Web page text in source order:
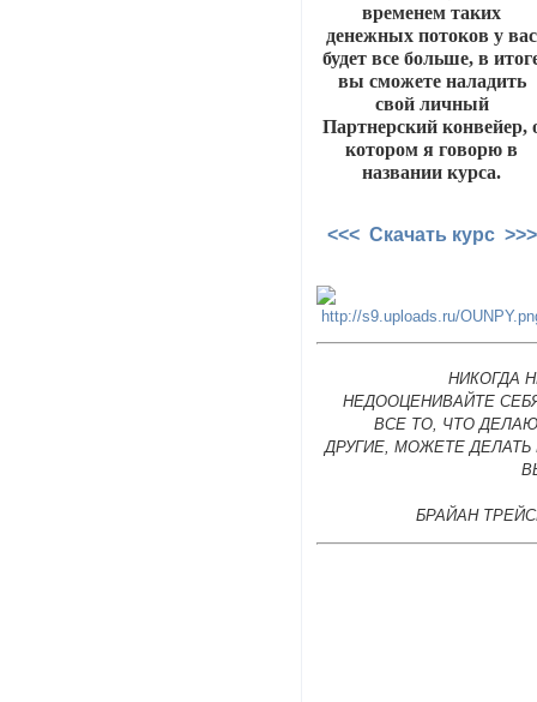
временем таких
денежных потоков у вас
будет все больше, в
вы сможете наладить
свой личный
Партнерский конвейер,
котором я говорю в
названии курса.
<<< Скачать курс >>>
НИКОГДА
НЕДООЦЕНИВАЙТЕ
ВСЕ ТО, ЧТО
ДРУГИЕ, МОЖЕТЕ ДЕЛАТЬ
БРАЙАН